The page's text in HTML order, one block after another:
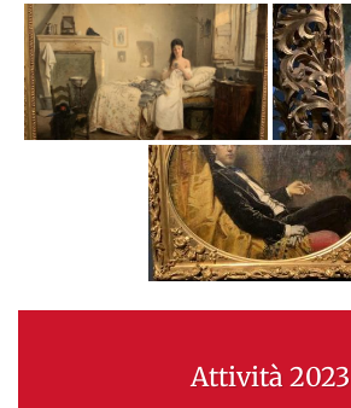
Attività 2023